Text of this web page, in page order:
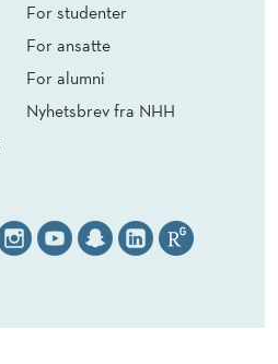
For studenter
For ansatte
For alumni
Nyhetsbrev fra NHH